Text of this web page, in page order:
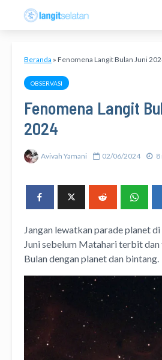
Beranda » Fenomena Langit Bulan Juni
OBSERVASI
Fenomena Langit
2024
Avivah Yamani 02/06/2024 8
Jangan lewatkan parade planet
Juni sebelum Matahari terbit dan
Bulan dengan planet dan bintang.